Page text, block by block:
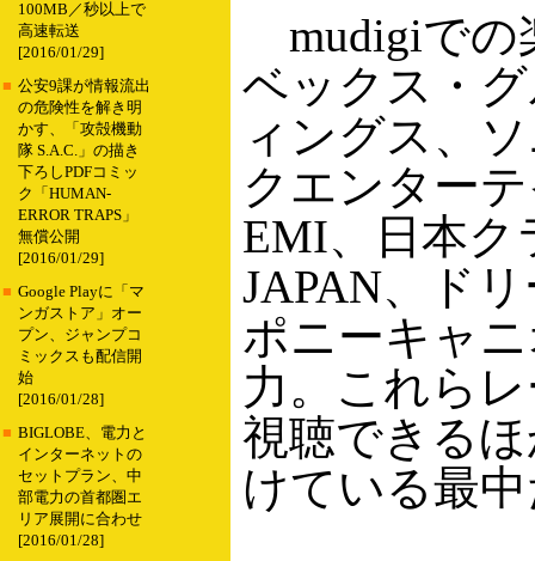
100MB／秒以上で
高速転送
[2016/01/29]
■ 公安9課が情報流出
の危険性を解き明
かす、「攻殻機動
隊 S.A.C.」の描き
下ろしPDFコミッ
ク「HUMAN-
ERROR TRAPS」
無償公開
[2016/01/29]
■ Google Playに「マ
ンガストア」オー
プン、ジャンプコ
ミックスも配信開
始
[2016/01/28]
■ BIGLOBE、電力と
インターネットの
セットプラン、中
部電力の首都圏エ
リア展開に合わせ
[2016/01/28]
mudigiでの
ベックス・
ィングス、
クエンター
EMI、日本ク
JAPAN、ド
ポニーキャ
力。これら
視聴できる
けている最